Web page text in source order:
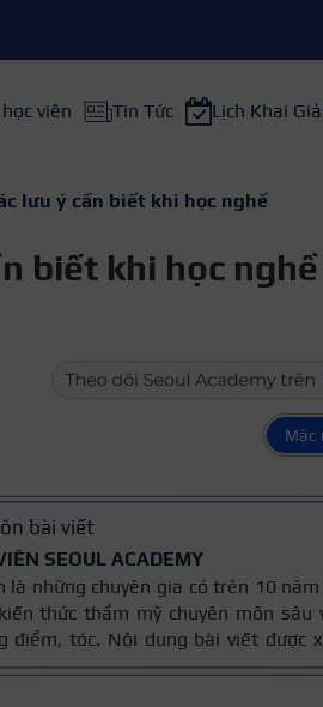
viên Tin Tức Lịch Khai
lưu ý cần biết khi học nghề
biết khi học nghề
Mặc
bài viết
SEOUL ACADEMY
là những chuyên gia có trên 10
thức thẩm mỹ chuyên môn sâu
điểm, tóc. Nội dung bài viết được
tạo và kinh nghiệm giảng dạy thực